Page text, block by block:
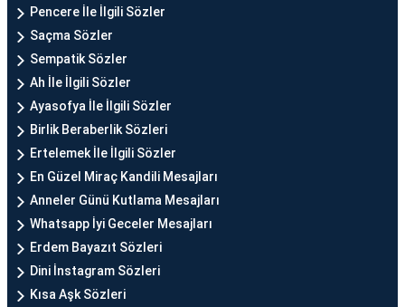
Pencere İle İlgili Sözler
Saçma Sözler
Sempatik Sözler
Ah İle İlgili Sözler
Ayasofya İle İlgili Sözler
Birlik Beraberlik Sözleri
Ertelemek İle İlgili Sözler
En Güzel Miraç Kandili Mesajları
Anneler Günü Kutlama Mesajları
Whatsapp İyi Geceler Mesajları
Erdem Bayazıt Sözleri
Dini İnstagram Sözleri
Kısa Aşk Sözleri